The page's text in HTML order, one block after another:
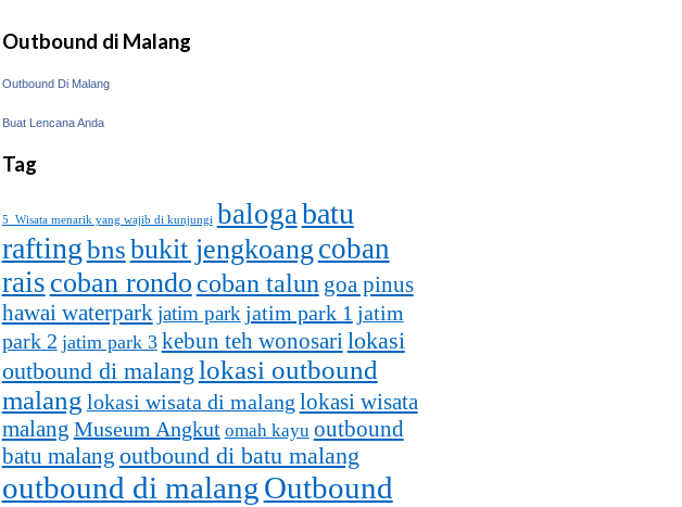
Outbound di Malang
Outbound Di Malang
Buat Lencana Anda
Tag
5 Wisata menarik yang wajib di kunjungi baloga batu
raftingbnsbukit jengkoang coban
rais coban rondo coban talun goa pinus
hawai waterpark jatim park jatim park 1 jatim
park 2 jatim park 3 kebun teh wonosarilokasi
outbound di malang lokasi outbound
malang lokasi wisata di malang lokasi wisata
malang Museum Angkut omah kayu outbound
batu malang outbound di batu malang
outbound di malangOutbound